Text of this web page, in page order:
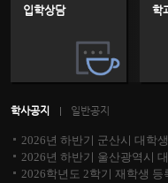
입학상담 학
학사공지 일반공지
2026년 하반기 군산시 대학
2026년 하반기 울산광역시
2026학년도 2학기 재학생 등